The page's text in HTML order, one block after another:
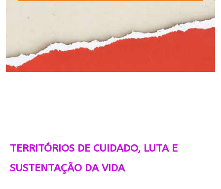
TERRITÓRIOS DE CUIDADO, LUTA E
SUSTENTAÇÃO DA VIDA